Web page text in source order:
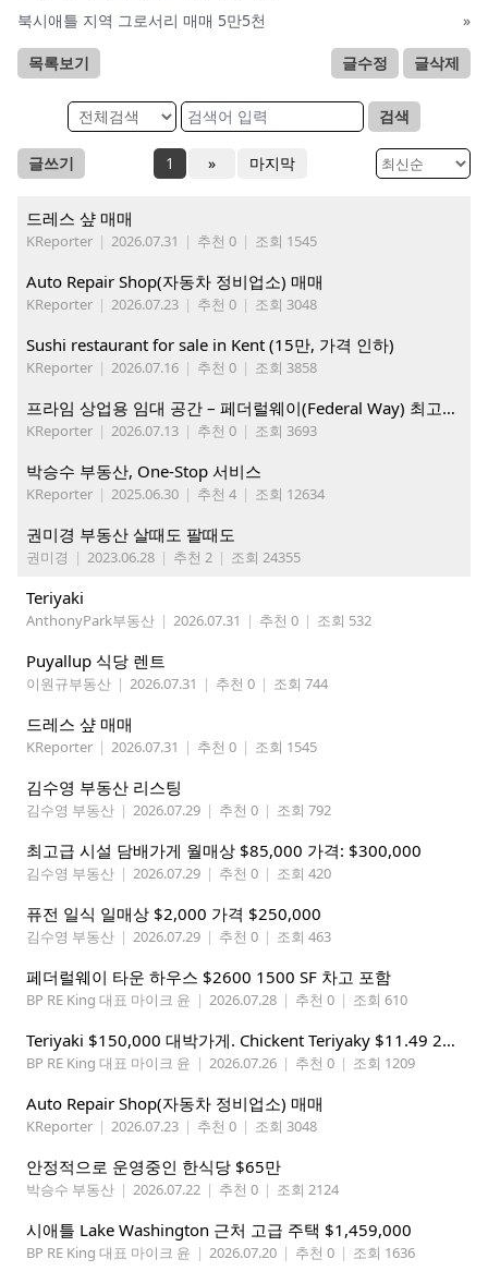
북시애틀 지역 그로서리 매매 5만5천
»
목록보기 글수정 글삭제
검색
글쓰기 1 » 마지막
드레스 샾 매매
KReporter | 2026.07.31 | 추천 0 | 조회 1545
Auto Repair Shop(자동차 정비업소) 매매
KReporter | 2026.07.23 | 추천 0 | 조회 3048
Sushi restaurant for sale in Kent (15만, 가격 인하)
KReporter | 2026.07.16 | 추천 0 | 조회 3858
프라임 상업용 임대 공간 – 페더럴웨이(Federal Way) 최고의 가시성 입지
KReporter | 2026.07.13 | 추천 0 | 조회 3693
박승수 부동산, One-Stop 서비스
KReporter | 2025.06.30 | 추천 4 | 조회 12634
권미경 부동산 살때도 팔때도
권미경 | 2023.06.28 | 추천 2 | 조회 24355
Teriyaki
AnthonyPark부동산 | 2026.07.31 | 추천 0 | 조회 532
Puyallup 식당 렌트
이원규부동산 | 2026.07.31 | 추천 0 | 조회 744
드레스 샾 매매
KReporter | 2026.07.31 | 추천 0 | 조회 1545
김수영 부동산 리스팅
김수영 부동산 | 2026.07.29 | 추천 0 | 조회 792
최고급 시설 담배가게 월매상 $85,000 가격: $300,000
김수영 부동산 | 2026.07.29 | 추천 0 | 조회 420
퓨전 일식 일매상 $2,000 가격 $250,000
김수영 부동산 | 2026.07.29 | 추천 0 | 조회 463
페더럴웨이 타운 하우스 $2600 1500 SF 차고 포함
BP RE King 대표 마이크 윤 | 2026.07.28 | 추천 0 | 조회 610
Teriyaki $150,000 대박가게. Chickent Teriyaky $11.49 25 Min from Lynnwood
BP RE King 대표 마이크 윤 | 2026.07.26 | 추천 0 | 조회 1209
Auto Repair Shop(자동차 정비업소) 매매
KReporter | 2026.07.23 | 추천 0 | 조회 3048
안정적으로 운영중인 한식당 $65만
박승수 부동산 | 2026.07.22 | 추천 0 | 조회 2124
시애틀 Lake Washington 근처 고급 주택 $1,459,000
BP RE King 대표 마이크 윤 | 2026.07.20 | 추천 0 | 조회 1636